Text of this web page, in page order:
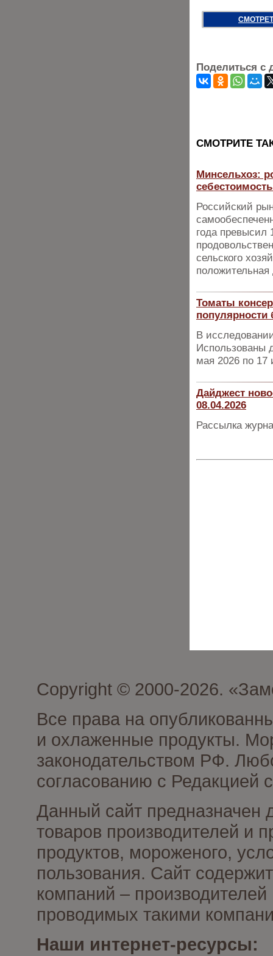
Поделиться с
CМОТРИТЕ
Минсельхоз:
Российский
года превысил
сельского
Томаты
популярности
В
Использованы
мая 2026 по 17
Дайджест
08.04.2026
Рассылка
Copyright © 2000-2026.
Все права на
и охлаженные продукты.
законодательством РФ.
согласованию с Редакцией
Данный сайт предназначен
товаров производителей и
продуктов, мороженого,
пользования. Сайт
компаний –
проводимых такими
Наши интернет-ресурсы: